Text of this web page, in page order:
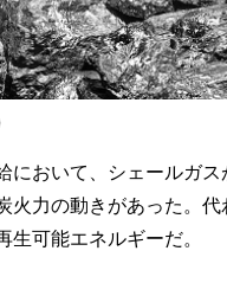
おいて、シェールガ
火力の動きがあった。
生可能エネルギーだ。